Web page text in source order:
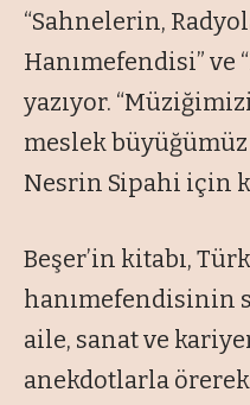
“Sahnelerin,
Hanımefendisi” ve
yazıyor.
meslek büyüğümüz
Nesrin Sipahi için
Beşer’in kitabı,
hanımefendisinin
aile, sanat ve
anekdotlarla